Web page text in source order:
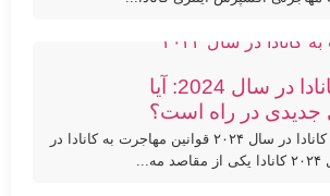
مهاجرت به کانادا در سال 2024: آیا
در راه است؟
قوانین مهاجرت به کانادا در سال ۲۰۲۴ قوانین مهاجرت به کانادا در